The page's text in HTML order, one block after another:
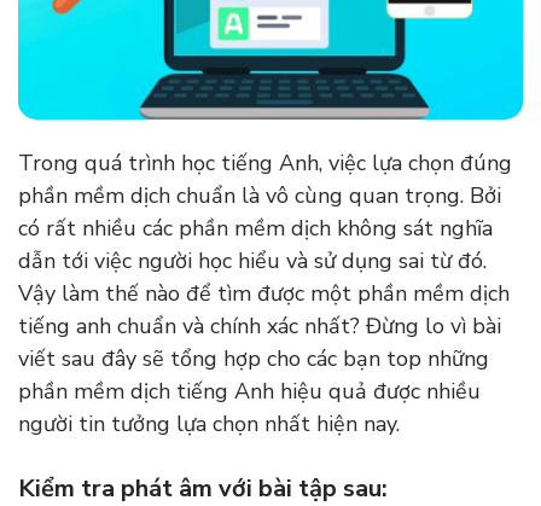
Trong quá trình học tiếng Anh, việc lựa chọn đúng
phần mềm dịch chuẩn là vô cùng quan trọng. Bởi
có rất nhiều các phần mềm dịch không sát nghĩa
dẫn tới việc người học hiểu và sử dụng sai từ đó.
Vậy làm thế nào để tìm được một phần mềm dịch
tiếng anh chuẩn và chính xác nhất? Đừng lo vì bài
viết sau đây sẽ tổng hợp cho các bạn top những
phần mềm dịch tiếng Anh hiệu quả được nhiều
người tin tưởng lựa chọn nhất hiện nay.
Kiểm tra phát âm với bài tập sau: